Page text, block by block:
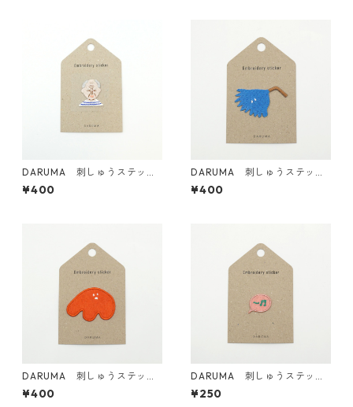
DARUMA 刺しゅうステッカ
ー <25 God.P>
¥400
DARUMA 刺しゅうステッカ
ー <22 Splash boy スプラッ
シュボーイ>
¥400
DARUMA 刺しゅうステッカ
ー <23 Patch boy No.1 パッ
チくん1号>
¥400
DARUMA 刺しゅうステッカ
ー <104 〜♬>
¥250